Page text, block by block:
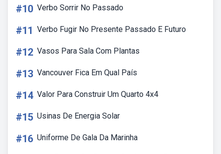
#10 Verbo Sorrir No Passado
#11 Verbo Fugir No Presente Passado E Futuro
#12 Vasos Para Sala Com Plantas
#13 Vancouver Fica Em Qual País
#14 Valor Para Construir Um Quarto 4x4
#15 Usinas De Energia Solar
#16 Uniforme De Gala Da Marinha